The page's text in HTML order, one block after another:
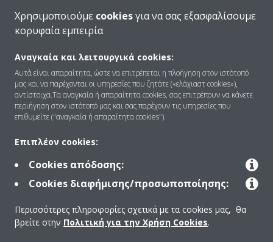
Ποιοι είμαστε
Λύσεις
Επικοινωνία
Products
Χρησιμοποιούμε cookiesγια να σας εξασφαλίσουμε
κορυφαία εμπειρία
Αναγκαία και λειτουργικά cookies:
Αυτά είναι απαραίτητα, ώστε να επιτρέπεται η πλοήγηση στον ιστότοπό
μας και να παρέχονται οι υπηρεσίες που ζητάτε («ελάχιαστ cookies»),
αντίστοιχα.Τα αναγκαία ή απαραίτητα cookies, σας επιτρέπουν να κάνετε
περιήγηση στον ιστότοπό μας και σας παρέχουν τις υπηρεσίες που
επιθυμείτε ("αναγκαία ή απαραίτητα cookies").
Επιπλέον cookies:
Cookies απόδοσης:
Cookies διαφήμισης/προσωποποίησης:
Περισσότερες πληροφορίες σχετικά με τα cookies μας, θα
βρείτε στην Πολιτική για την Χρήση Cookies.